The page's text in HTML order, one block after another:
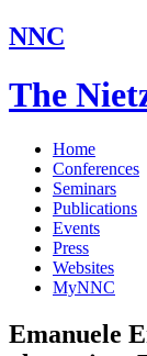
NNC
The
Home
Conferences
Seminars
Publications
Events
Press
Websites
MyNNC
Emanuele